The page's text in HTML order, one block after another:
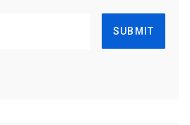
SUBMIT